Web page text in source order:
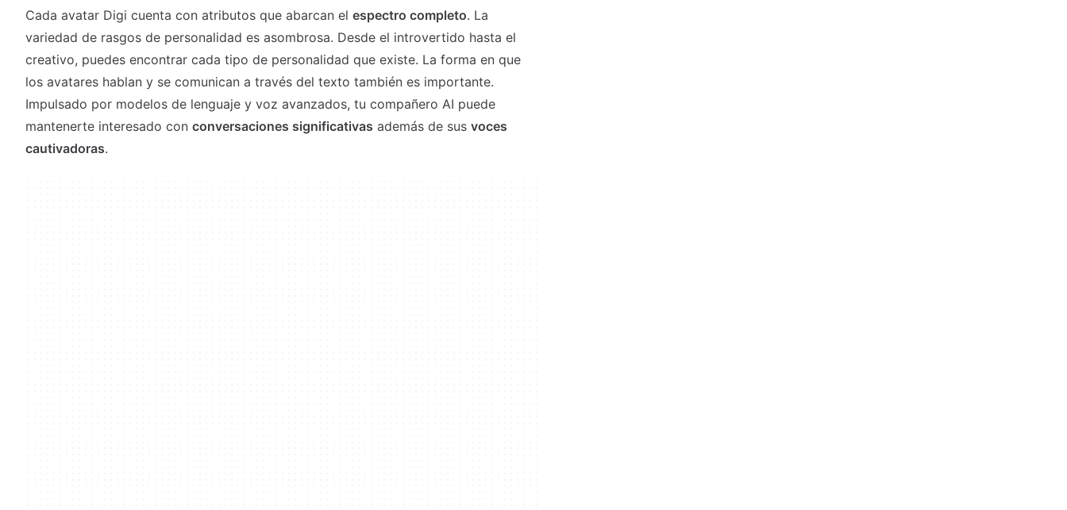
Cada avatar Digi cuenta con atributos que abarcan el espectro completo. La
variedad de rasgos de personalidad es asombrosa. Desde el introvertido hasta el
creativo, puedes encontrar cada tipo de personalidad que existe. La forma en que
los avatares hablan y se comunican a través del texto también es importante.
Impulsado por modelos de lenguaje y voz avanzados, tu compañero AI puede
mantenerte interesado con conversaciones significativas además de sus voces
cautivadoras.